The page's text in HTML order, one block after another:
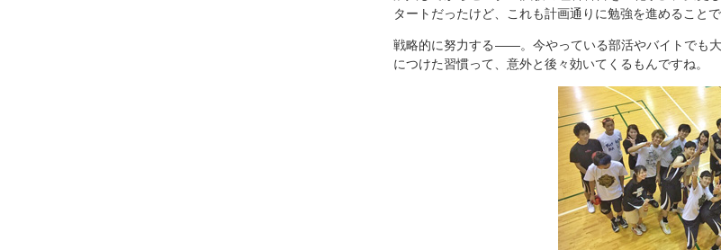
タートだったけど、これも計画通りに勉強を進めること
戦略的に努力する――。今やっている部活やバイトでも
につけた習慣って、意外と後々効いてくるもんですね。